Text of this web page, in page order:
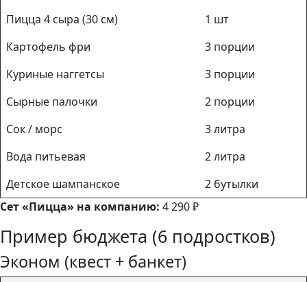
Пицца 4 сыра (30 см)
1 шт
Картофель фри
3 порции
Куриные наггетсы
3 порции
Сырные палочки
2 порции
Сок / морс
3 литра
Вода питьевая
2 литра
Детское шампанское
2 бутылки
Сет «Пицца» на компанию: 4 290 ₽
Пример бюджета (6 подростков)
Эконом (квест + банкет)